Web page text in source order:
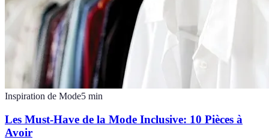
Inspiration de Mode5 min
Les Must-Have de la Mode Inclusive: 10 Pièces à
Avoir